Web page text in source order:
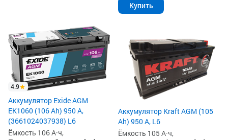
Купить
4.9
Аккумулятор Exide AGM
EK1060 (106 Ah) 950 А,
(3661024037938) L6
Ёмкость 106 А·ч,
Аккумулятор Kraft AGM (105
Ah) 950 А, L6
Ёмкость 105 А·ч,